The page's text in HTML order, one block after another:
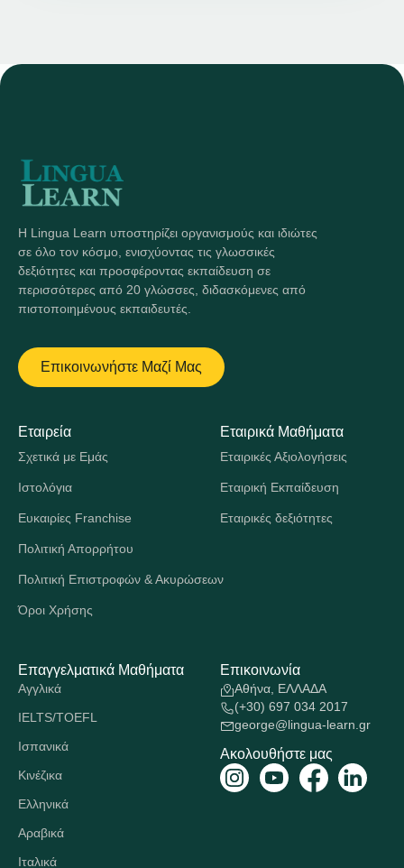
Η Lingua Learn υποστηρίζει οργανισμούς και ιδιώτες
σε όλο τον κόσμο, ενισχύοντας τις γλωσσικές
δεξιότητες και προσφέροντας εκπαίδευση σε
περισσότερες από 20 γλώσσες, διδασκόμενες από
πιστοποιημένους εκπαιδευτές.
Επικοινωνήστε Μαζί Μας
Εταιρεία
Σχετικά με Εμάς
Ιστολόγια
Ευκαιρίες Franchise
Πολιτική Απορρήτου
Πολιτική Επιστροφών & Ακυρώσεων
Όροι Χρήσης
Εταιρικά Μαθήματα
Εταιρικές Αξιολογήσεις
Εταιρική Εκπαίδευση
Εταιρικές δεξιότητες
Επαγγελματικά Μαθήματα
Αγγλικά
IELTS/TOEFL
Ισπανικά
Κινέζικα
Ελληνικά
Αραβικά
Ιταλικά
Επικοινωνία
Αθήνα, ΕΛΛΑΔΑ
(+30) 697 034 2017
george@lingua-learn.gr
Ακολουθήστε μας